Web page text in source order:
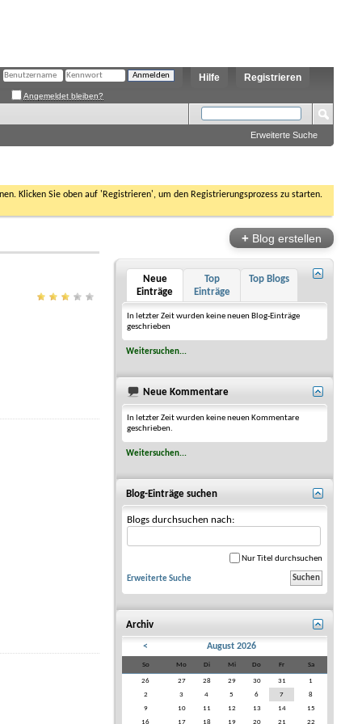
Registrieren
Hilfe
Angemeldet bleiben?
Erweiterte Suche
Klicken Sie oben auf 'Registrieren', um den Registrierungsprozess zu starten.
+ Blog erstellen
Neue
Einträge
Top
Einträge
Top Blogs
In letzter Zeit wurden keine neuen Blog-Einträge
geschrieben
Weitersuchen...
Neue Kommentare
In letzter Zeit wurden keine neuen Kommentare
geschrieben.
Weitersuchen...
Blog-Einträge suchen
Blogs durchsuchen nach:
Nur Titel durchsuchen
Erweiterte Suche
Archiv
< August 2026
So Mo Di Mi Do Fr Sa
26 27 28 29 30 31
1
2
3 4 5 6 7
8
9
10 11 12 13 14
15
16
17 18 19 20 21
22